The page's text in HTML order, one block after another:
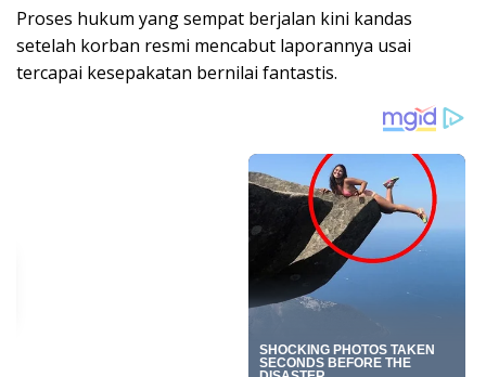
Proses hukum yang sempat berjalan kini kandas
setelah korban resmi mencabut laporannya usai
tercapai kesepakatan bernilai fantastis.